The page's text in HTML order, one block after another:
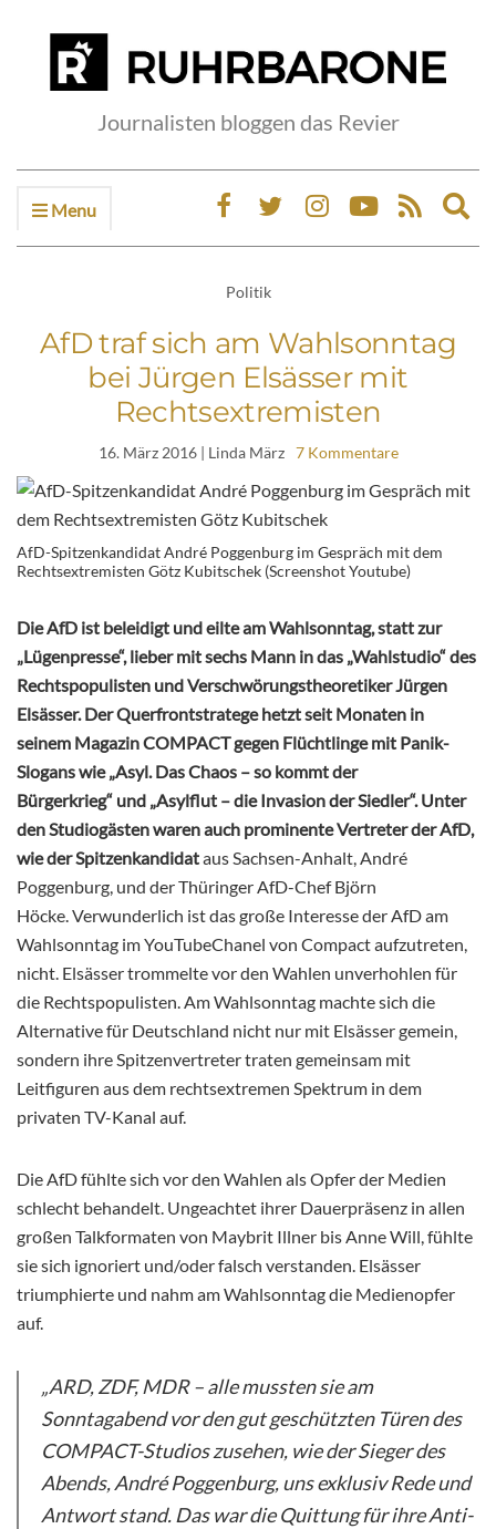
Journalisten bloggen das Revier
Menu
Politik
AfD traf sich am Wahlsonntag
bei Jürgen Elsässer mit
Rechtsextremisten
16. März 2016| Linda März 7 Kommentare
AfD-Spitzenkandidat André Poggenburg im Gespräch mit dem
Rechtsextremisten Götz Kubitschek (Screenshot Youtube)
Die AfD ist beleidigt und eilte am Wahlsonntag, statt zur
„Lügenpresse“, lieber mit sechs Mann in das „Wahlstudio“ des
Rechtspopulisten und Verschwörungstheoretiker Jürgen
Elsässer. Der Querfrontstratege hetzt seit Monaten in
seinem Magazin COMPACT gegen Flüchtlinge mit Panik-
Slogans wie „Asyl. Das Chaos – so kommt der
Bürgerkrieg“ und „Asylflut – die Invasion der Siedler“. Unter
den Studiogästen waren auch prominente Vertreter der AfD,
wie derSpitzenkandidataus Sachsen-Anhalt, André
Poggenburg, und der Thüringer AfD-Chef Björn
Höcke. Verwunderlich ist das große Interesse der AfD am
Wahlsonntag im YouTubeChanel von Compact aufzutreten,
nicht. Elsässer trommelte vor den Wahlen unverhohlen für
die Rechtspopulisten. Am Wahlsonntag machte sich die
Alternative für Deutschland nicht nur mit Elsässer gemein,
sondern ihre Spitzenvertreter traten gemeinsam mit
Leitfiguren aus dem rechtsextremen Spektrum in dem
privaten TV-Kanal auf.
Die AfD fühlte sich vor den Wahlen als Opfer der Medien
schlecht behandelt. Ungeachtet ihrer Dauerpräsenz in allen
großen Talkformaten von Maybrit Illner bis Anne Will, fühlte
sie sich ignoriert und/oder falsch verstanden. Elsässer
triumphierte und nahm am Wahlsonntag die Medienopfer
auf.
„ARD, ZDF, MDR – alle mussten sie am
Sonntagabend vor den gut geschützten Türen des
COMPACT-Studios zusehen, wie der Sieger des
Abends, André Poggenburg, uns exklusiv Rede und
Antwort stand. Das war die Quittung für ihre Anti-